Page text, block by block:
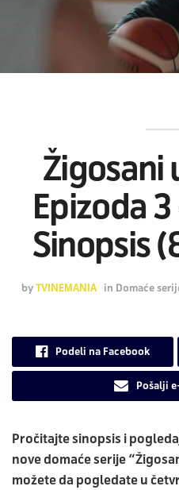
Žigosani
Epizoda
Sinopsis
byTVINEMANIA in Domaće
Podeli na Facebook
Pošalji
Pročitajte sinopsis i
nove domaće serije “
možete da pogledate u